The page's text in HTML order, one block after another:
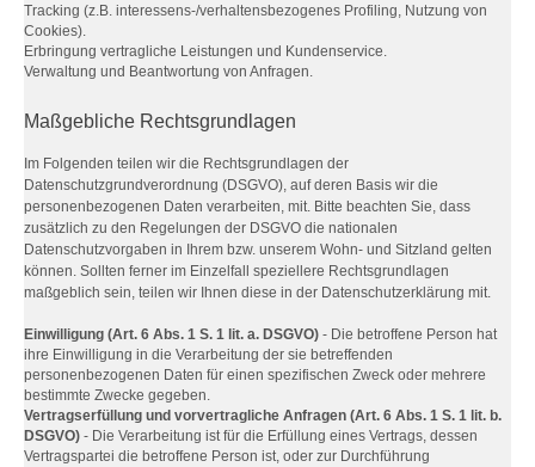
Tracking (z.B. interessens-/verhaltensbezogenes Profiling, Nutzung von
Cookies).
Erbringung vertragliche Leistungen und Kundenservice.
Verwaltung und Beantwortung von Anfragen.
Maßgebliche Rechtsgrundlagen
Im Folgenden teilen wir die Rechtsgrundlagen der
Datenschutzgrundverordnung (DSGVO), auf deren Basis wir die
personenbezogenen Daten verarbeiten, mit. Bitte beachten Sie, dass
zusätzlich zu den Regelungen der DSGVO die nationalen
Datenschutzvorgaben in Ihrem bzw. unserem Wohn- und Sitzland gelten
können. Sollten ferner im Einzelfall speziellere Rechtsgrundlagen
maßgeblich sein, teilen wir Ihnen diese in der Datenschutzerklärung mit.
Einwilligung (Art. 6 Abs. 1 S. 1 lit. a. DSGVO) - Die betroffene Person hat
ihre Einwilligung in die Verarbeitung der sie betreffenden
personenbezogenen Daten für einen spezifischen Zweck oder mehrere
bestimmte Zwecke gegeben.
Vertragserfüllung und vorvertragliche Anfragen (Art. 6 Abs. 1 S. 1 lit. b.
DSGVO) - Die Verarbeitung ist für die Erfüllung eines Vertrags, dessen
Vertragspartei die betroffene Person ist, oder zur Durchführung